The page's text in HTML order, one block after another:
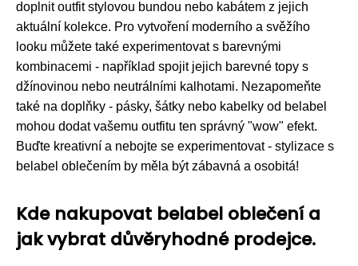
doplnit outfit stylovou bundou nebo kabátem z jejich
aktuální kolekce. Pro vytvoření moderního a svěžího
looku můžete také experimentovat s barevnými
kombinacemi - například spojit jejich barevné topy s
džínovinou nebo neutrálními kalhotami. Nezapomeňte
také na doplňky - pásky, šátky nebo kabelky od belabel
mohou dodat vašemu outfitu ten správný "wow" efekt.
Buďte kreativní a nebojte se experimentovat - stylizace s
belabel oblečením by měla být zábavná a osobitá!
Kde nakupovat belabel oblečení a
jak vybrat důvěryhodné prodejce.